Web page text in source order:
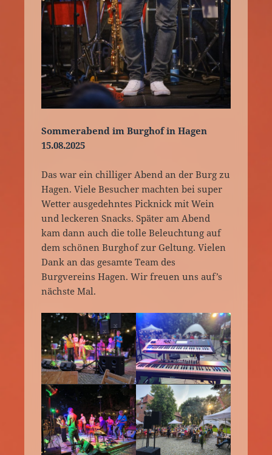
Sommerabend im Burghof in Hagen
15.08.2025
Das war ein chilliger Abend an der Burg zu
Hagen. Viele Besucher machten bei super
Wetter ausgedehntes Picknick mit Wein
und leckeren Snacks. Später am Abend
kam dann auch die tolle Beleuchtung auf
dem schönen Burghof zur Geltung. Vielen
Dank an das gesamte Team des
Burgvereins Hagen. Wir freuen uns auf’s
nächste Mal.